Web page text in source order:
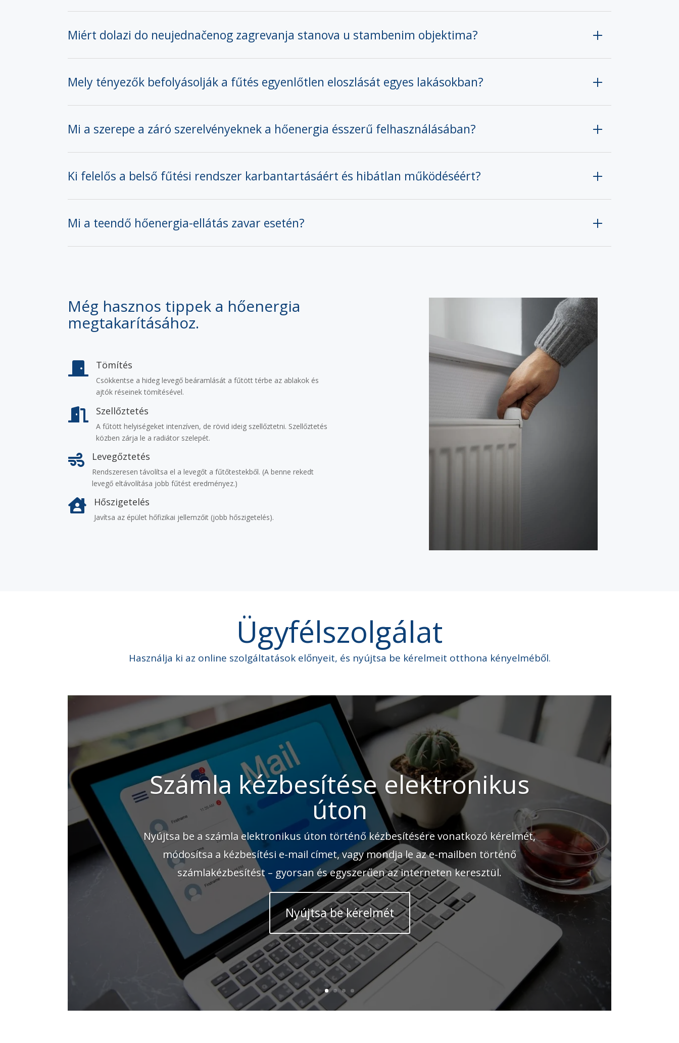
Miért dolazi do neujednačenog zagrevanja stanova u stambenim objektima?
Mely tényezők befolyásolják a fűtés egyenlőtlen eloszlását egyes lakásokban?
Mi a szerepe a záró szerelvényeknek a hőenergia ésszerű felhasználásában?
Ki felelős a belső fűtési rendszer karbantartásáért és hibátlan működéséért?
Mi a teendő hőenergia-ellátás zavar esetén?
Még hasznos tippek a hőenergia
megtakarításához.
 Tömítés
Csökkentse a hideg levegő beáramlását a fűtött térbe az ablakok és
ajtók réseinek tömítésével.
 Szellőztetés
A fűtött helyiségeket intenzíven, de rövid ideig szellőztetni. Szellőztetés
közben zárja le a radiátor szelepét.
 Levegőztetés
Rendszeresen távolítsa el a levegőt a fűtőtestekből. (A benne rekedt
levegő eltávolítása jobb fűtést eredményez.)
 Hőszigetelés
Javítsa az épület hőfizikai jellemzőit (jobb hőszigetelés).
Ügyfélszolgálat
Használja ki az online szolgáltatások előnyeit, és nyújtsa be kérelmeit otthona kényelméből.
Számla kézbesítése elektronikus
úton
Nyújtsa be a számla elektronikus úton történő kézbesítésére vonatkozó kérelmét,
módosítsa a kézbesítési e-mail címet, vagy mondja le az e-mailben történő
számlakézbesítést – gyorsan és egyszerűen az interneten keresztül.
Nyújtsa be kérelmét